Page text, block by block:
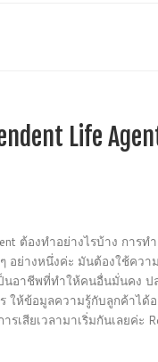
Life
ต้องทำอย่างไรบ้าง การท
อย่างหนึ่งค่ะ มันต้องใช้ควา
นอาชีพที่ทำให้คนอื่นมั่นคง
ให้ข้อมูลความรู้กับลูกค้าได้
เสียเวลามาเริ่มกันเลยค่ะ